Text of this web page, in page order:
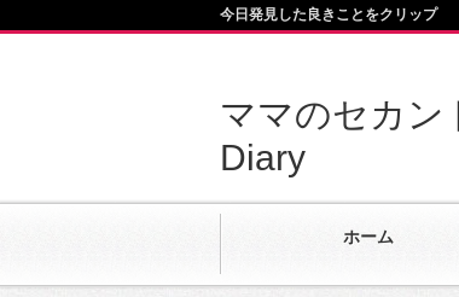
ママのセカン
Diary
ホーム
今日発見した良きことをクリップ